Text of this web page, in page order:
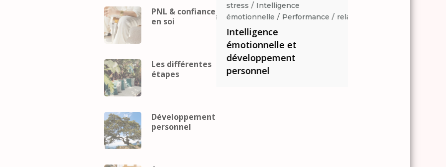
PNL & confiance
en soi
Les différentes
étapes
Développement
personnel
relaxation
stress
Intelligence
émotionnelle
Performance relaxation
Intelligence
émotionnelle et
développement
personnel
stress
Intelligence
émotionnelle
Performance relaxation
Intelligence
émotionnelle et
développement
personnel